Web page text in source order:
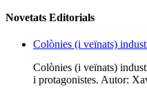
Novetats Editorials
Colònies (i veïnats)
Colònies (i veïnats)
i protagonistes. Autor: